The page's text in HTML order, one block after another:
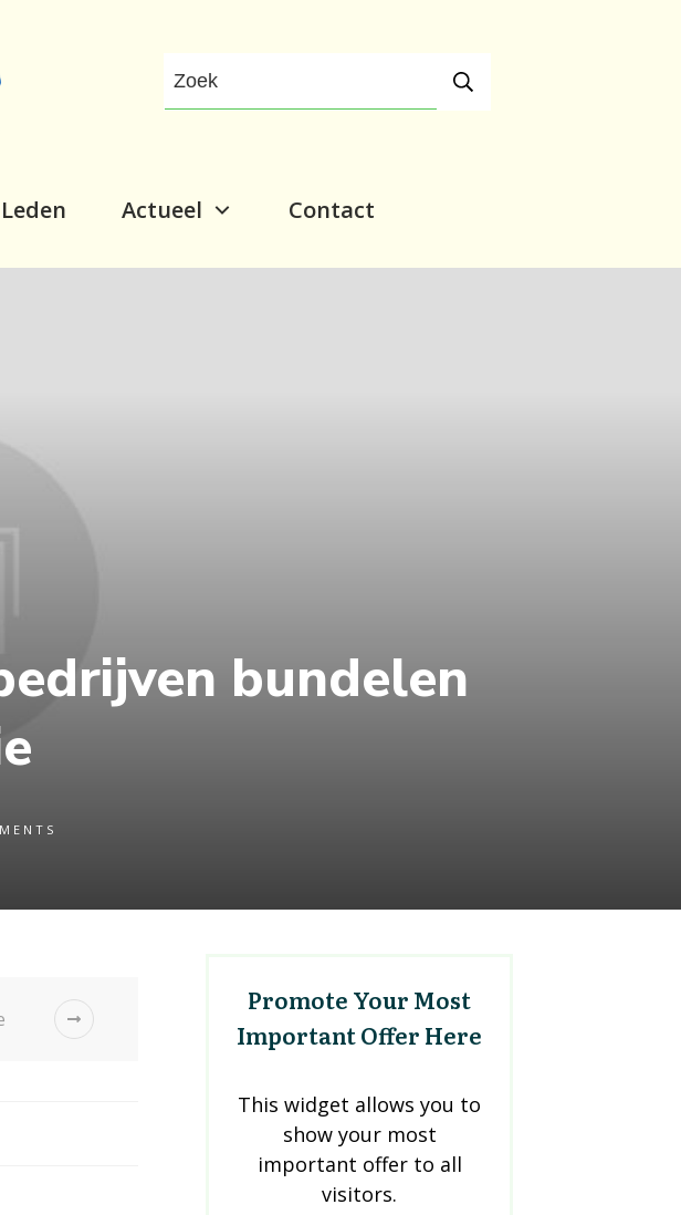
Leden Actueel Contact
bundelen
Promote Your Most
Important Offer Here
This widget allows you to
show your most
important offer to all
visitors.